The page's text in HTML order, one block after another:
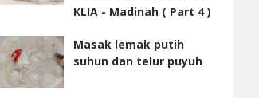
KLIA - Madinah ( Part 4 )
Masak lemak putih
suhun dan telur puyuh